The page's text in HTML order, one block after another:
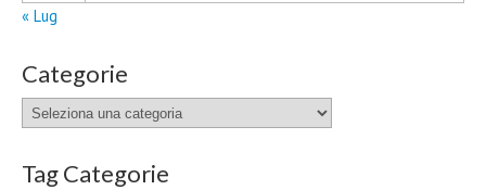
« Lug
Categorie
Categorie
Tag Categorie